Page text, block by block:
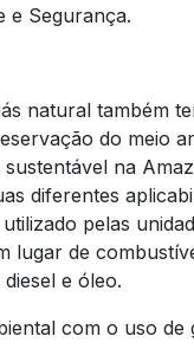
e Segurança.
natural também
do meio
na
diferentes
pelas
lugar de
e óleo.
com o uso de